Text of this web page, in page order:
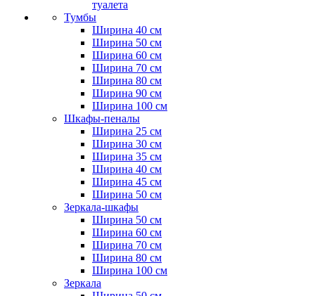
туалета
Тумбы
Ширина 40 см
Ширина 50 см
Ширина 60 см
Ширина 70 см
Ширина 80 см
Ширина 90 см
Ширина 100 см
Шкафы-пеналы
Ширина 25 см
Ширина 30 см
Ширина 35 см
Ширина 40 см
Ширина 45 см
Ширина 50 см
Зеркала-шкафы
Ширина 50 см
Ширина 60 см
Ширина 70 см
Ширина 80 см
Ширина 100 см
Зеркала